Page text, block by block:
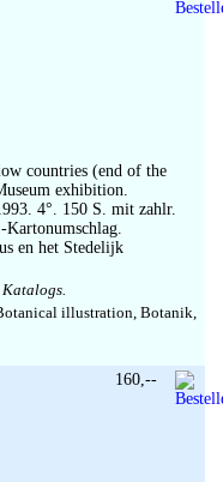
countries (end of the
exhibition.
4°. 150 S. mit zahlr.
en het Stedelijk
Katalogs.
illustration, Botanik,
160,--